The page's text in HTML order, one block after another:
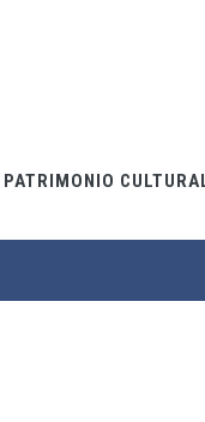
PATRIMONIO